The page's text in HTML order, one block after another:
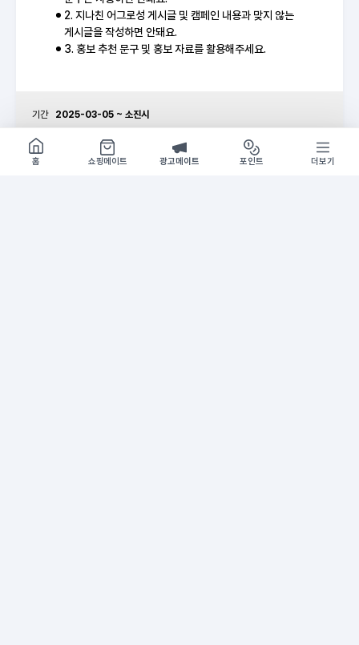
2. 지나친 어그로성 게시글 및 캠페인 내용과 맞지 않는
게시글을 작성하면 안돼요.
3. 홍보 추천 문구 및 홍보 자료를 활용해주세요.
기간 2025-03-05 ~ 소진시
홍보 추천 문구 A 홍
쇼핑몰 구경하기
방문시 1G
홈
쇼핑메이트 광고메이트 포인트 더보기